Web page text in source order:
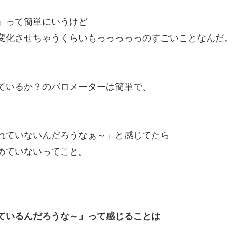
って簡単にいうけど
化させちゃうくらいもっっっっっのすごいことなんだ。
いるか？のバロメーターは簡単で、
ていないんだろうなぁ～」と感じてたら
いないってこと。
いるんだろうな～」って感じることは